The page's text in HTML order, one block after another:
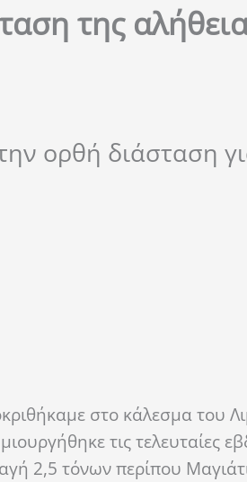
της
ορθή διάσταση
στο κάλεσμα του
τις τελευταίες
2,5 τόνων περίπου